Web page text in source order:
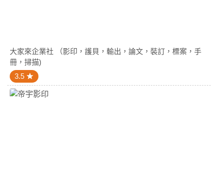
大家來企業社 （影印，護貝，輸出，論文，裝訂，標案，手
冊，掃描)
3.5